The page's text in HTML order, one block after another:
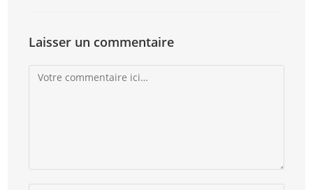
Laisser un commentaire